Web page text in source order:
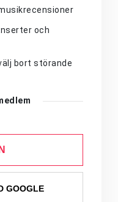
och
bort störande
GOOGLE